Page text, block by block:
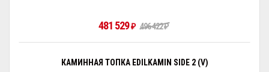
481 529₽ 496 422₽
КАМИННАЯ ТОПКА EDILKAMIN SIDE 2 (V)